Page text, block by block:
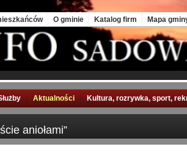
O gminie Katalog firm Mapa
Aktualności Kultura, rozrywka, sport,
aniołami”